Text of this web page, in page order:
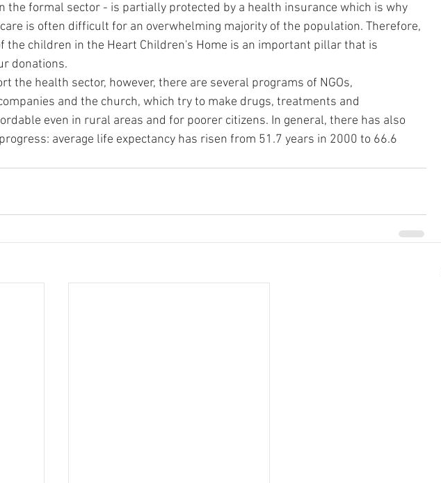
the formal sector - is partially protected by a health insurance which is why
is often difficult for an overwhelming majority of the population. Therefore,
the children in the Heart Children's Home is an important pillar that is
donations.
the health sector, however, there are several programs of NGOs,
and the church, which try to make drugs, treatments and
even in rural areas and for poorer citizens. In general, there has also
average life expectancy has risen from 51.7 years in 2000 to 66.6